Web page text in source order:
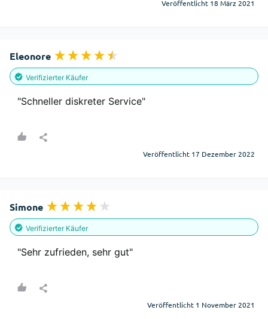
Veröffentlicht 18 März 2021
Eleonore
Verifizierter Käufer
"Schneller diskreter Service"
Veröffentlicht 17 Dezember 2022
Simone
Verifizierter Käufer
"Sehr zufrieden, sehr gut"
Veröffentlicht 1 November 2021